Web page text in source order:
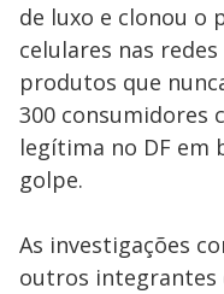
de luxo e clonou o
celulares nas
produtos que
300 consumidores
legítima no DF em
golpe.
As investigações
outros integrantes